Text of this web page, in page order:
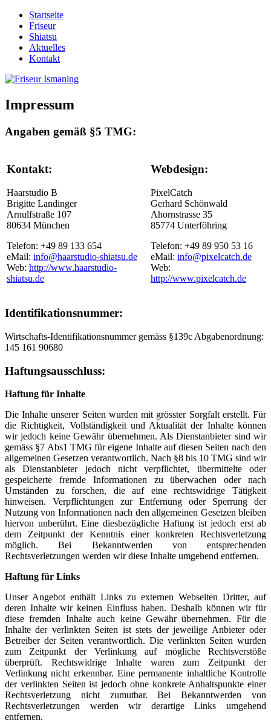
Startseite
Friseur
Shiatsu
Aktuelles
Kontakt
Impressum
Angaben gemäß §5 TMG:
Kontakt:
Haarstudio B
Brigitte Landinger
Arnulfstraße 107
80634 München
Telefon: +49 89 133 654
eMail: info@haarstudio-shiatsu.de
Web: http://www.haarstudio-
shiatsu.de
Webdesign:
PixelCatch
Gerhard Schönwald
Ahornstrasse 35
85774 Unterföhring
Telefon: +49 89 950 53 16
eMail: info@pixelcatch.de
Web:
http://www.pixelcatch.de
Identifikationsnummer:
Wirtschafts-Identifikationsnummer gemäss §139c Abgabenordnung:
145 161 90680
Haftungsausschluss:
Haftung für Inhalte
Die Inhalte unserer Seiten wurden mit grösster Sorgfalt erstellt. Für
die Richtigkeit, Vollständigkeit und Aktualität der Inhalte können
wir jedoch keine Gewähr übernehmen. Als Dienstanbieter sind wir
gemäss §7 Abs1 TMG für eigene Inhalte auf diesen Seiten nach den
allgemeinen Gesetzen verantwortlich. Nach §8 bis 10 TMG sind wir
als Dienstanbieter jedoch nicht verpflichtet, übermittelte oder
gespeicherte fremde Informationen zu überwachen oder nach
Umständen zu forschen, die auf eine rechtswidrige Tätigkeit
hinweisen. Verpflichtungen zur Entfernung oder Sperrung der
Nutzung von Informationen nach den allgemeinen Gesetzen bleiben
hiervon unberührt. Eine diesbezügliche Haftung ist jedoch erst ab
dem Zeitpunkt der Kenntnis einer konkreten Rechtsverletzung
möglich. Bei Bekanntwerden von entsprechenden
Rechtsverletzungen werden wir diese Inhalte umgehend entfernen.
Haftung für Links
Unser Angebot enthält Links zu externen Webseiten Dritter, auf
deren Inhalte wir keinen Einfluss haben. Deshalb können wir für
diese fremden Inhalte auch keine Gewähr übernehmen. Für die
Inhalte der verlinkten Seiten ist stets der jeweilige Anbieter oder
Betreiber der Seiten verantwortlich. Die verlinkten Seiten wurden
zum Zeitpunkt der Verlinkung auf mögliche Rechtsverstöße
überprüft. Rechtswidrige Inhalte waren zum Zeitpunkt der
Verlinkung nicht erkennbar. Eine permanente inhaltliche Kontrolle
der verlinkten Seiten ist jedoch ohne konkrete Anhaltspunkte einer
Rechtsverletzung nicht zumutbar. Bei Bekanntwerden von
Rechtsverletzungen werden wir derartige Links umgehend
entfernen.